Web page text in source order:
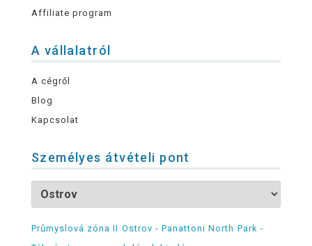
Affiliate program
A vállalatról
A cégről
Blog
Kapcsolat
Személyes átvételi pont
Průmyslová zóna II Ostrov - Panattoni North Park -